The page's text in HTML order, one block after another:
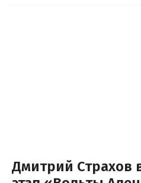
Дмитрий Страхов